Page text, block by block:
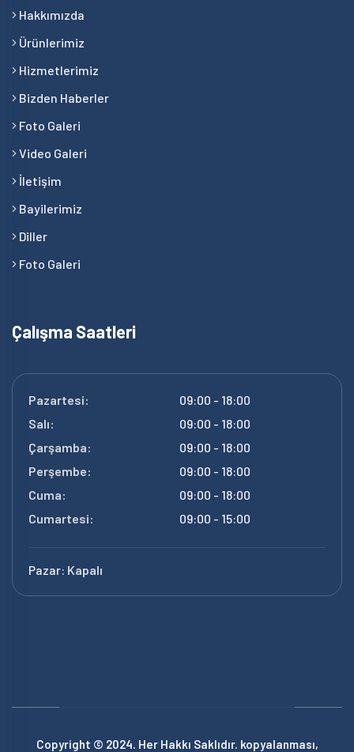
Hakkımızda
Ürünlerimiz
Hizmetlerimiz
Bizden Haberler
Foto Galeri
Video Galeri
İletişim
Bayilerimiz
Diller
Foto Galeri
Çalışma Saatleri
Pazartesi:
09:00 - 18:00
Salı:
09:00 - 18:00
Çarşamba:
09:00 - 18:00
Perşembe:
09:00 - 18:00
Cuma:
09:00 - 18:00
Cumartesi:
09:00 - 15:00
Pazar: Kapalı
Copyright © 2024. Her Hakkı Saklıdır. kopyalanması,